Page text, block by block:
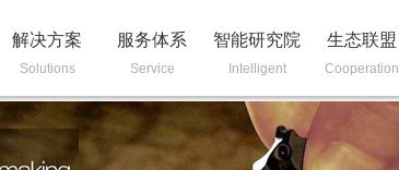
解决方案
Solutions
服务体系
Service
智能研究院
Intelligent
生态联盟
Cooperation